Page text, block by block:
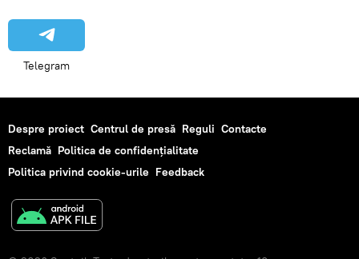
Telegram
Despre proiect Centrul de presă Reguli Contacte
Reclamă Politica de confidențialitate
Politica privind cookie-urile Feedback